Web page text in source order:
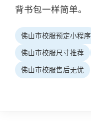
背书包一样简单。
佛山市校服预定小程序
佛山市校服尺寸推荐
佛山市校服售后无忧